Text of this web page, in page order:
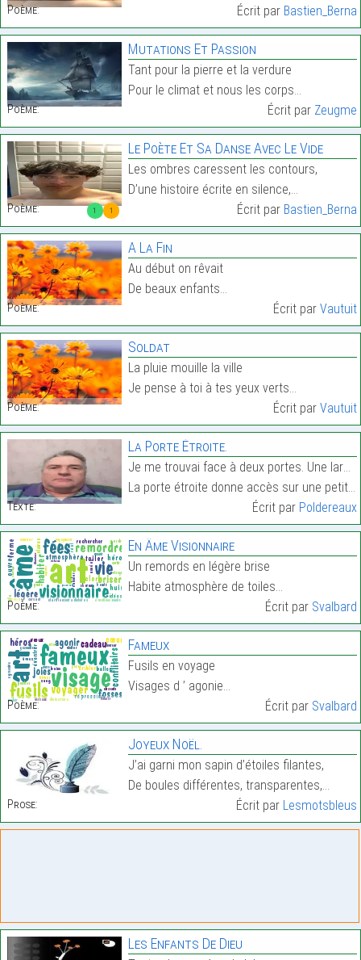
Poème:
Écrit par Bastien_Berna
Poème:
Mutations Et Passion
Tant pour la pierre et la verdure
Pour le climat et nous les corps…
Écrit par Zeugme
1 1
Poème:
Le Poète Et Sa Danse Avec Le Vide
Les ombres caressent les contours,
D’une histoire écrite en silence,…
Écrit par Bastien_Berna
Poème:
A La Fin
Au début on rêvait
De beaux enfants…
Écrit par Vautuit
Poème:
Soldat
La pluie mouille la ville
Je pense à toi à tes yeux verts…
Écrit par Vautuit
Texte:
La Porte Étroite.
Je me trouvai face à deux portes. Une large, une é
La porte étroite donne accès sur une petite cour, …
Écrit par Poldereaux
Poème:
En Âme Visionnaire
Un remords en légère brise
Habite atmosphère de toiles…
Écrit par Svalbard
Poème:
Fameux
Fusils en voyage
Visages d ’ agonie…
Écrit par Svalbard
Prose:
Joyeux Noël.
J’ai garni mon sapin d’étoiles filantes,
De boules différentes, transparentes,…
Écrit par Lesmotsbleus
Les Enfants De Dieu